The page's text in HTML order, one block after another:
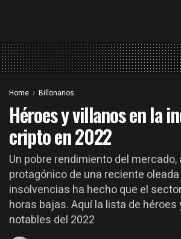
Home Billonarios
Héroes y villanos en la
cripto en 2022
Un pobre rendimiento del mercado,
protagónico de una reciente
insolvencias ha hecho que el
horas bajas. Aquí la lista de héroes
notables del 2022